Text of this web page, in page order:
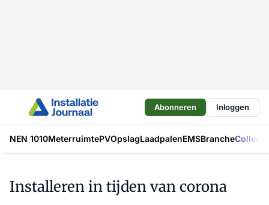
Abonneren Inloggen
NEN 1010MeterruimtePVOpslagLaadpalenEMSBranche
Installeren in tijden van corona